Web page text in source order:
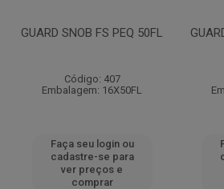
GUARD SNOB FS PEQ 50FL
Código: 407
Embalagem: 16X50FL
Faça seu login ou
cadastre-se para
ver preços e
comprar